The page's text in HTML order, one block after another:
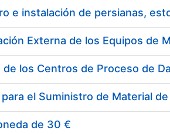
e instalación de persianas,
de 30 €